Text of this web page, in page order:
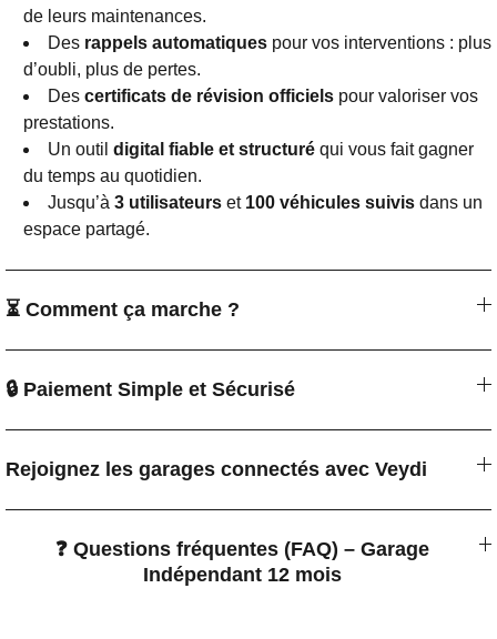
de leurs maintenances.
Des rappels automatiques pour vos interventions : plus
d’oubli, plus de pertes.
Des certificats de révision officiels pour valoriser vos
prestations.
Un outil digital fiable et structuré qui vous fait gagner
du temps au quotidien.
Jusqu’à 3 utilisateurs et 100 véhicules suivis dans un
espace partagé.
⏳ Comment ça marche ?
🔒 Paiement Simple et Sécurisé
Rejoignez les garages connectés avec Veydi
❓ Questions fréquentes (FAQ) – Garage
Indépendant 12 mois